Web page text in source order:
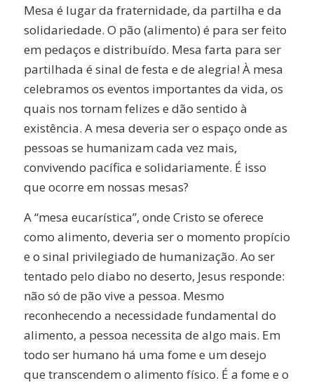
Mesa é lugar da fraternidade, da partilha e da
solidariedade. O pão (alimento) é para ser feito
em pedaços e distribuído. Mesa farta para ser
partilhada é sinal de festa e de alegria! À mesa
celebramos os eventos importantes da vida, os
quais nos tornam felizes e dão sentido à
existência. A mesa deveria ser o espaço onde as
pessoas se humanizam cada vez mais,
convivendo pacífica e solidariamente. É isso
que ocorre em nossas mesas?
A “mesa eucarística”, onde Cristo se oferece
como alimento, deveria ser o momento propício
e o sinal privilegiado de humanização. Ao ser
tentado pelo diabo no deserto, Jesus responde:
não só de pão vive a pessoa. Mesmo
reconhecendo a necessidade fundamental do
alimento, a pessoa necessita de algo mais. Em
todo ser humano há uma fome e um desejo
que transcendem o alimento físico. É a fome e o